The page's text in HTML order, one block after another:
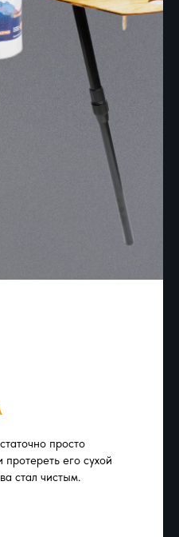
просто
протереть его сухой
стал чистым.